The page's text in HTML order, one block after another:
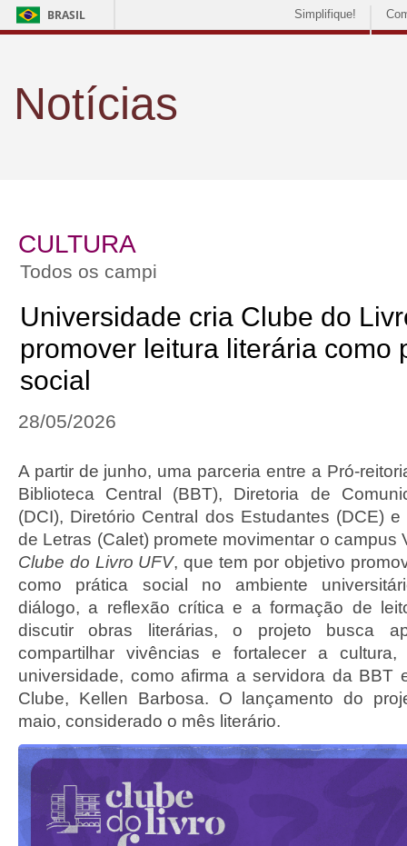
BRASIL Simplifique!
Notícias
CULTURA
Todos os campi
Universidade cria Clube do
promover leitura literária como
social
28/05/2026
A partir de junho, uma parceria entre a Pró-
Biblioteca Central (BBT), Diretoria de
(DCI), Diretório Central dos Estudantes (DCE)
de Letras (Calet) promete movimentar o campus
Clube do Livro UFV, que tem por objetivo
como prática social no ambiente
diálogo, a reflexão crítica e a formação de
discutir obras literárias, o projeto busca
compartilhar vivências e fortalecer a
universidade, como afirma a servidora da BBT
Clube, Kellen Barbosa. O lançamento do
maio, considerado o mês literário.